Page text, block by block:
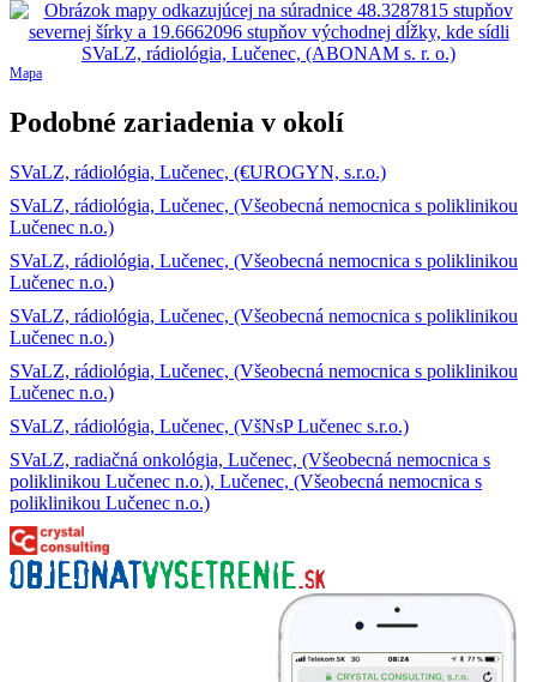
Mapa
Podobné zariadenia v okolí
SVaLZ, rádiológia, Lučenec, (€UROGYN, s.r.o.)
SVaLZ, rádiológia, Lučenec, (Všeobecná nemocnica s poliklinikou
Lučenec n.o.)
SVaLZ, rádiológia, Lučenec, (Všeobecná nemocnica s poliklinikou
Lučenec n.o.)
SVaLZ, rádiológia, Lučenec, (Všeobecná nemocnica s poliklinikou
Lučenec n.o.)
SVaLZ, rádiológia, Lučenec, (Všeobecná nemocnica s poliklinikou
Lučenec n.o.)
SVaLZ, rádiológia, Lučenec, (VšNsP Lučenec s.r.o.)
SVaLZ, radiačná onkológia, Lučenec, (Všeobecná nemocnica s
poliklinikou Lučenec n.o.), Lučenec, (Všeobecná nemocnica s
poliklinikou Lučenec n.o.)